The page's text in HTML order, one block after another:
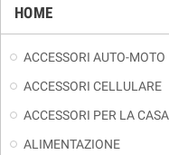
HOME
ACCESSORI AUTO-MOTO
ACCESSORI CELLULARE
ACCESSORI PER LA CASA
ALIMENTAZIONE